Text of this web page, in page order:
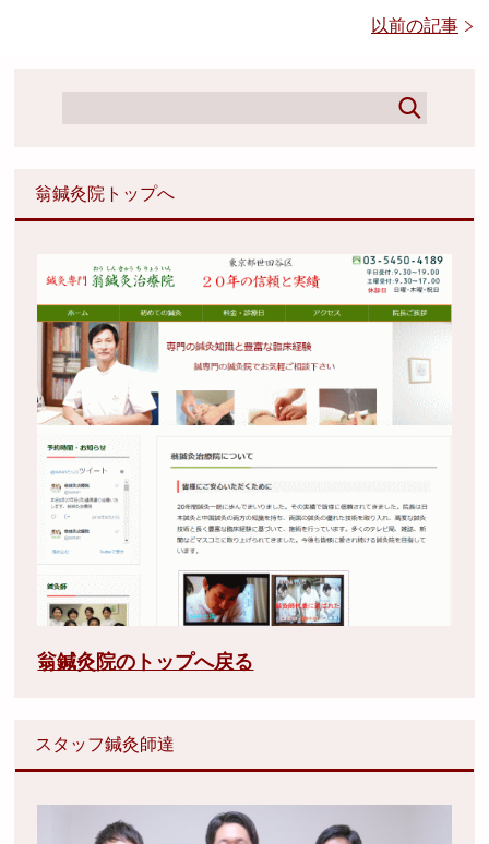
以前の記事
翁鍼灸院トップへ
翁鍼灸院のトップへ戻る
スタッフ鍼灸師達